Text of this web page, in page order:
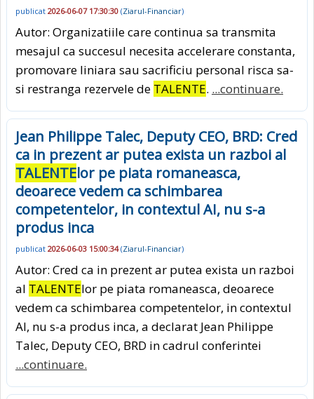
publicat 2026-06-07 17:30:30 (Ziarul-Financiar)
Autor: Organizatiile care continua sa transmita
mesajul ca succesul necesita accelerare constanta,
promovare liniara sau sacrificiu personal risca sa-
si restranga rezervele de TALENTE. ...continuare.
Jean Philippe Talec, Deputy CEO, BRD: Cred
ca in prezent ar putea exista un razboi al
TALENTElor pe piata romaneasca,
deoarece vedem ca schimbarea
competentelor, in contextul AI, nu s-a
produs inca
publicat 2026-06-03 15:00:34(Ziarul-Financiar)
Autor: Cred ca in prezent ar putea exista un razboi
al TALENTElor pe piata romaneasca, deoarece
vedem ca schimbarea competentelor, in contextul
AI, nu s-a produs inca, a declarat Jean Philippe
Talec, Deputy CEO, BRD in cadrul conferintei
...continuare.